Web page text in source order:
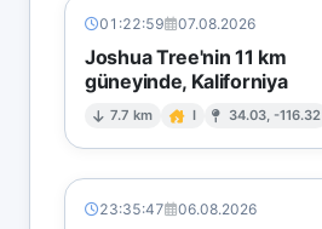
01:22:59 07.08.2026
Joshua Tree'nin 11 km
güneyinde, Kaliforniya
7.7 km I 34.03, -116.32
23:35:47 06.08.2026